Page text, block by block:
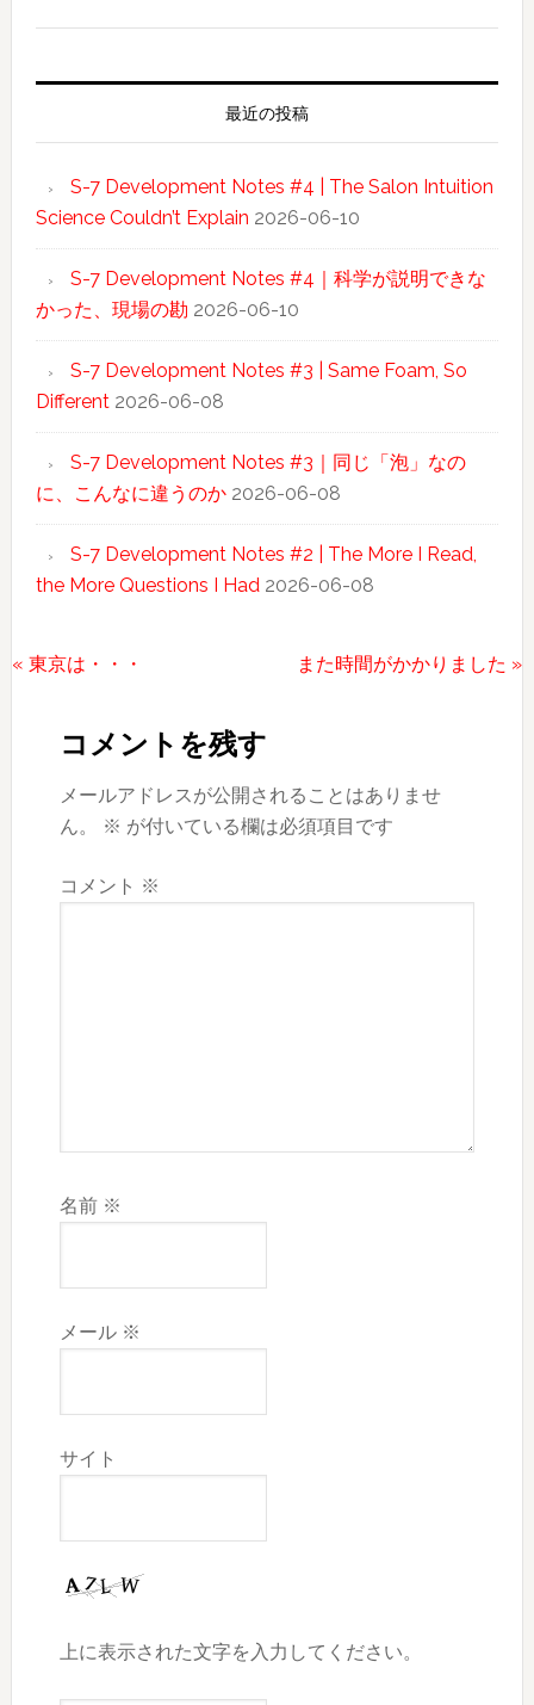
最近の投稿
S-7 Development Notes #4 | The Salon Intuition
Science Couldn’t Explain 2026-06-10
S-7 Development Notes #4｜科学が説明できな
かった、現場の勘 2026-06-10
S-7 Development Notes #3 | Same Foam, So
Different 2026-06-08
S-7 Development Notes #3｜同じ「泡」なの
に、こんなに違うのか 2026-06-08
S-7 Development Notes #2 | The More I Read,
the More Questions I Had 2026-06-08
前
« 東京は・・・
次
また時間がかかりました »
Interactions
コメントを残す
メールアドレスが公開されることはありませ
ん。
※ が付いている欄は必須項目です
コメント ※
名前 ※
メール ※
サイト
上に表示された文字を入力してください。